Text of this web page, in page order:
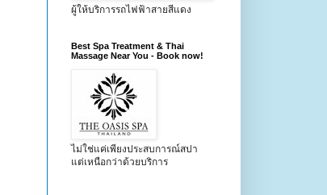
ผู้ให้บริการรถไฟฟ้าสายสีแดง
Best Spa Treatment & Thai
Massage Near You - Book now!
ไม่ใช่แค่เพียงประสบการณ์สปา
แต่เหนือกว่าด้วยบริการ